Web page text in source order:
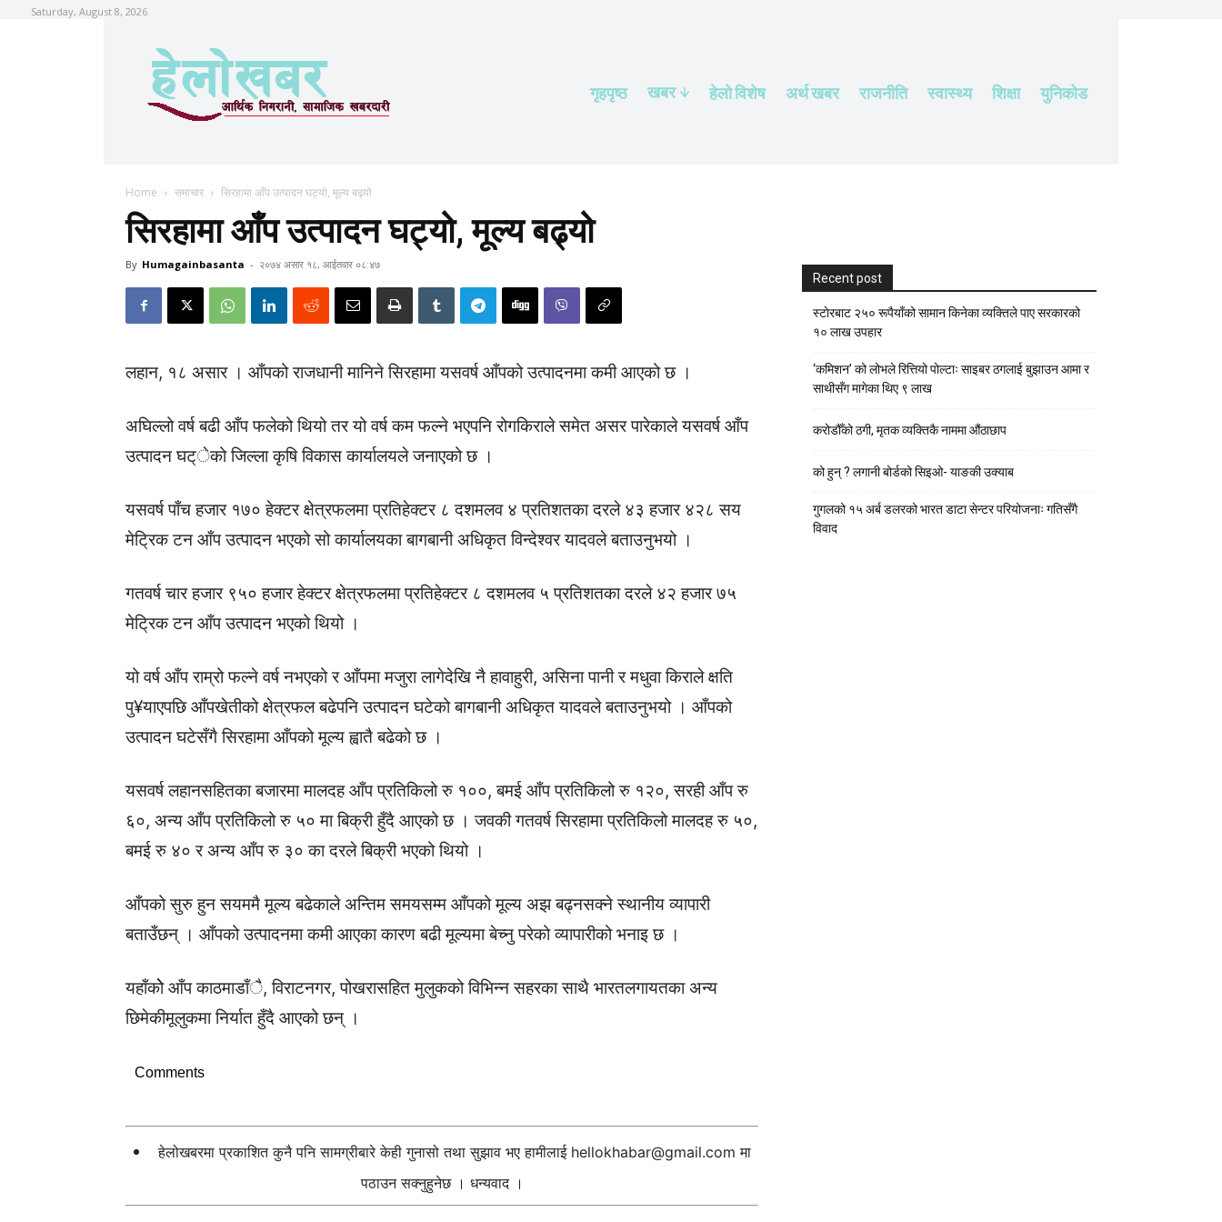
Saturday, August 8, 2026
गृहपृष्ठ खबर हेलाे विशेष अर्थ खबर राजनीति स्वास्थ्य शिक्षा युनिकोड
Home समाचार सिरहामा आँप उत्पादन घट्यो, मूल्य बढ्यो
सिरहामा आँप उत्पादन घट्यो, मूल्य बढ्यो
By Humagainbasanta - २०७४ असार १८, आईतवार ०८:४७
लहान, १८ असार । आँपको राजधानी मानिने सिरहामा यसवर्ष आँपको उत्पादनमा कमी आएको छ ।
अघिल्लो वर्ष बढी आँप फलेको थियो तर यो वर्ष कम फल्ने भएपनि रोगकिराले समेत असर पारेकाले यसवर्ष आँप
उत्पादन घट्ेको जिल्ला कृषि विकास कार्यालयले जनाएको छ ।
यसवर्ष पाँच हजार १७० हेक्टर क्षेत्रफलमा प्रतिहेक्टर ८ दशमलव ४ प्रतिशतका दरले ४३ हजार ४२८ सय
मेट्रिक टन आँप उत्पादन भएको सो कार्यालयका बागबानी अधिकृत विन्देश्वर यादवले बताउनुभयो ।
गतवर्ष चार हजार ९५० हजार हेक्टर क्षेत्रफलमा प्रतिहेक्टर ८ दशमलव ५ प्रतिशतका दरले ४२ हजार ७५
मेट्रिक टन आँप उत्पादन भएको थियो ।
यो वर्ष आँप राम्रो फल्ने वर्ष नभएको र आँपमा मजुरा लागेदेखि नै हावाहुरी, असिना पानी र मधुवा किराले क्षति
पु¥याएपछि आँपखेतीको क्षेत्रफल बढेपनि उत्पादन घटेको बागबानी अधिकृत यादवले बताउनुभयो । आँपको
उत्पादन घटेसँगै सिरहामा आँपको मूल्य ह्वातै बढेको छ ।
यसवर्ष लहानसहितका बजारमा मालदह आँप प्रतिकिलो रु १००, बमई आँप प्रतिकिलो रु १२०, सरही आँप रु
६०, अन्य आँप प्रतिकिलो रु ५० मा बिक्री हुँदै आएको छ । जवकी गतवर्ष सिरहामा प्रतिकिलो मालदह रु ५०,
बमई रु ४० र अन्य आँप रु ३० का दरले बिक्री भएको थियो ।
आँपको सुरु हुन सयममै मूल्य बढेकाले अन्तिम समयसम्म आँपको मूल्य अझ बढ्नसक्ने स्थानीय व्यापारी
बताउँछन् । आँपको उत्पादनमा कमी आएका कारण बढी मूल्यमा बेच्नु परेको व्यापारीको भनाइ छ ।
यहाँकोे आँप काठमाडाँै, विराटनगर, पोखरासहित मुलुकको विभिन्न सहरका साथै भारतलगायतका अन्य
छिमेकीमूलुकमा निर्यात हुँदै आएको छन् ।
Comments
हेलोखबरमा प्रकाशित कुनै पनि सामग्रीबारे केही गुनासो तथा सुझाव भए हामीलाई hellokhabar@gmail.com मा
पठाउन सक्नुहुनेछ । धन्यवाद ।
Recent post
स्टाेरबाट २५० रूपैयाँको सामान किनेका व्यक्तिले पाए सरकारको
१० लाख उपहार
‘कमिशन’ को लोभले रित्तियो पोल्टाः साइबर ठगलाई बुझाउन आमा र
साथीसँग मागेका थिए ९ लाख
करोडौँको ठगी, मृतक व्यक्तिकै नाममा औंठाछाप
को हुन् ? लगानी बोर्डको सिइओ- याङकी उक्याब
गुगलको १५ अर्ब डलरको भारत डाटा सेन्टर परियोजनाः गतिसँगै
विवाद